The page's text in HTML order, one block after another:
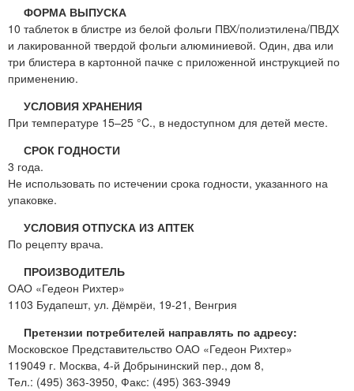
ФОРМА ВЫПУСКА
10 таблеток в блистре из белой фольги ПВХ/полиэтилена/ПВДХ
и лакированной твердой фольги алюминиевой. Один, два или
три блистера в картонной пачке с приложенной инструкцией по
применению.
УСЛОВИЯ ХРАНЕНИЯ
При температуре 15–25 °C., в недоступном для детей месте.
СРОК ГОДНОСТИ
3 года.
Не использовать по истечении срока годности, указанного на
упаковке.
УСЛОВИЯ ОТПУСКА ИЗ АПТЕК
По рецепту врача.
ПРОИЗВОДИТЕЛЬ
ОАО «Гедеон Рихтер»
1103 Будапешт, ул. Дёмрёи, 19-21, Венгрия
Претензии потребителей направлять по адресу:
Московское Представительство ОАО «Гедеон Рихтер»
119049 г. Москва, 4-й Добрынинский пер., дом 8,
Тел.: (495) 363-3950, Факс: (495) 363-3949